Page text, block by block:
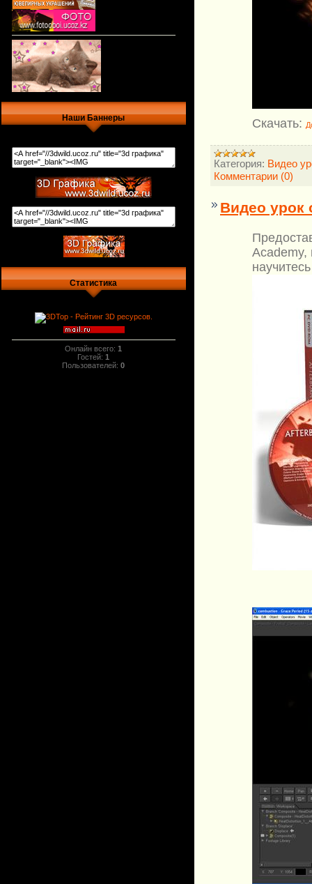
Наши Баннеры
Статистика
Онлайн всего:1
Гостей:1
Пользователей:0
Скачать:
Категория: Видео
Комментарии (0)
Видео урок
Academy,